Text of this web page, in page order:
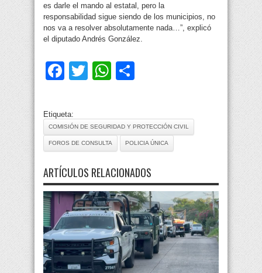
es darle el mando al estatal, pero la
responsabilidad sigue siendo de los municipios, no
nos va a resolver absolutamente nada…”, explicó
el diputado Andrés González.
Facebook
TwitterWhatsApp
Etiqueta:
COMISIÓN DE SEGURIDAD Y PROTECCIÓN CIVIL
FOROS DE CONSULTA POLICIA ÚNICA
ARTÍCULOS RELACIONADOS